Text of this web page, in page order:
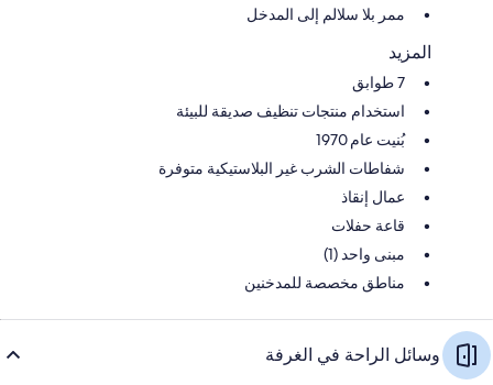
ممر بلا سلالم إلى المدخل
المزيد
7 طوابق
استخدام منتجات تنظيف صديقة للبيئة
بُنيت عام 1970
شفاطات الشرب غير البلاستيكية متوفرة
عمال إنقاذ
قاعة حفلات
مبنى واحد (1)
مناطق مخصصة للمدخنين
وسائل الراحة في الغرفة